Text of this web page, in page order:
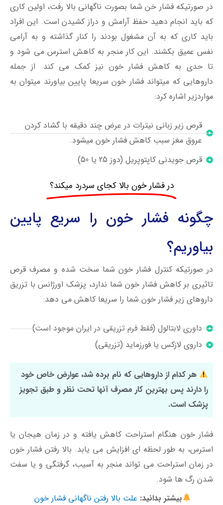
در صورتیکه فشار خن شما بصورت ناگهانی بالا رفت، اولین کاری
که باید انجام دهید حفظ آرامش و دراز کشیدن است. این افراد
باید کاری که به آن مشغول بودند را کنار گذاشته و به آرامی
نفس عمیق بکشند. این کار منجر به کاهش استرس می شود و
تا حدی به کاهش فشار خون نیز کمک می کند. از جمله
داروهایی که میتواند فشار خون سریعا پایین بیاورند میتوان به
مواردزیر اشاره کرد:
قرص زیر زبانی نیترات در عرض چند دقیقه با گشاد کردن
عروق مغز سبب کاهش فشار خون میشود.
قرص جویدنی کاپتوپریل (دوز 25 یا 50)
در فشار خون بالا کجای سردرد میکند؟
چگونه فشار خون را سریع پایین
بیاوریم؟
در صورتیکه کنترل فشار خون شما سخت شده و مصرف قرص
تاثیری بر کاهش فشار خون شما ندارد، پزشک اورژانس با تزریق
داروهای زیر فشار خون شما را سریعا کاهش می دهد:
داوری لابتالول (فقط فرم تزریقی در ایران موجود است)
داروی لازکس یا فورزماید (تزریقی)
هر کدام از داروهایی که نام برده شد، عوارض خاص خود
را دارند پس بهترین کار مصرف آنها تحت نظر و طبق تجویز
پزشک است.
فشار خون هنگام استراحت کاهش یافته و در زمان هیجان یا
استرس، به طور لحظه ای افزایش می یابد. بالا رفتن فشار خون
در زمان استراحت می تواند منجر به آسیب، گرفتگی و یا سفت
شدن رگ ها شود.
بیشتر بدانید: علت بالا رفتن ناگهانی فشار خون